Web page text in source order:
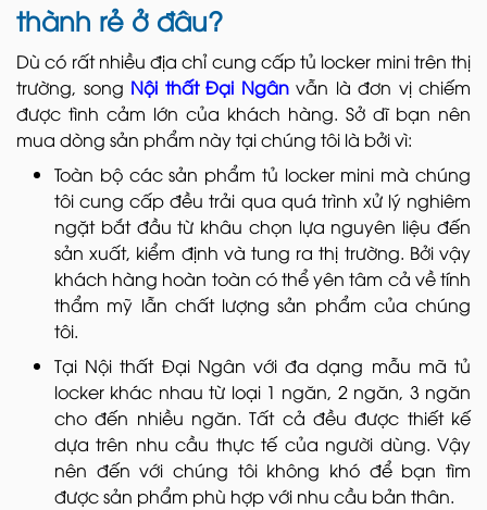
thành rẻ ở đâu?
Dù có rất nhiều địa chỉ cung cấp tủ locker mini trên thị
trường, song Nội thất Đại Ngânvẫn là đơn vị chiếm
được tình cảm lớn của khách hàng. Sở dĩ bạn nên
mua dòng sản phẩm này tại chúng tôi là bởi vì:
Toàn bộ các sản phẩm tủ locker mini mà chúng
tôi cung cấp đều trải qua quá trình xử lý nghiêm
ngặt bắt đầu từ khâu chọn lựa nguyên liệu đến
sản xuất, kiểm định và tung ra thị trường. Bởi vậy
khách hàng hoàn toàn có thể yên tâm cả về tính
thẩm mỹ lẫn chất lượng sản phẩm của chúng
tôi.
Tại Nội thất Đại Ngân với đa dạng mẫu mã tủ
locker khác nhau từ loại 1 ngăn, 2 ngăn, 3 ngăn
cho đến nhiều ngăn. Tất cả đều được thiết kế
dựa trên nhu cầu thực tế của người dùng. Vậy
nên đến với chúng tôi không khó để bạn tìm
được sản phẩm phù hợp với nhu cầu bản thân.